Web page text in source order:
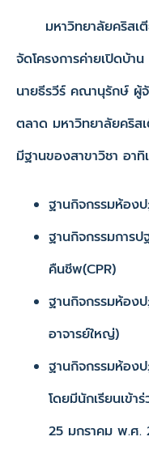
มหาวิทยาลัยคริสเตี
จัดโครงการค่ายเปิดบ้า
นายธีรวีร์ คณานุรักษ์ ผู้
ตลาด มหาวิทยาลัยคริส
มีฐานของสาขาวิชา อาทิ
ฐานกิจกรรมห้อง
ฐานกิจกรรมการ
คืนชีพ(CPR)
ฐานกิจกรรมห้อง
อาจารย์ใหญ่)
ฐานกิจกรรมห้อง
โดยมีนักเรียนเข้า
25 มกราคม พ.ศ.